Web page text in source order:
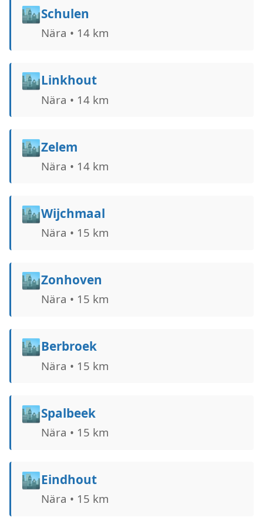
🏙️Schulen
Nära • 14 km
🏙️Linkhout
Nära • 14 km
🏙️Zelem
Nära • 14 km
🏙️Wijchmaal
Nära • 15 km
🏙️Zonhoven
Nära • 15 km
🏙️Berbroek
Nära • 15 km
🏙️Spalbeek
Nära • 15 km
🏙️Eindhout
Nära • 15 km